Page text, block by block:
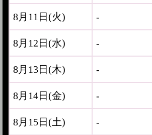
8月11日(火) -
8月12日(水) -
8月13日(木) -
8月14日(金) -
8月15日(土) -